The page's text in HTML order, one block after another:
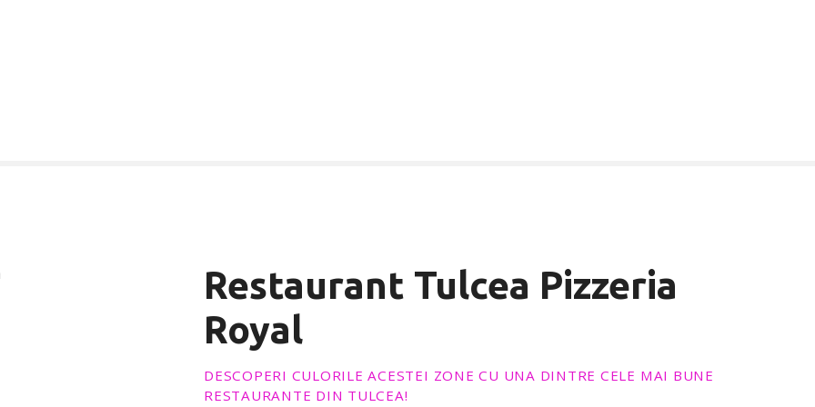
Restaurant Tulcea Pizzeria
Royal
DESCOPERI CULORILE ACESTEI ZONE CU UNA DINTRE CELE MAI BUNE
RESTAURANTE DIN TULCEA!